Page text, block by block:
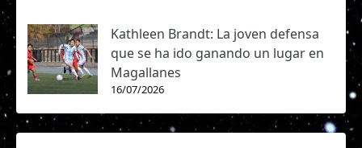
Kathleen Brandt: La joven defensa
que se ha ido ganando un lugar en
Magallanes
16/07/2026